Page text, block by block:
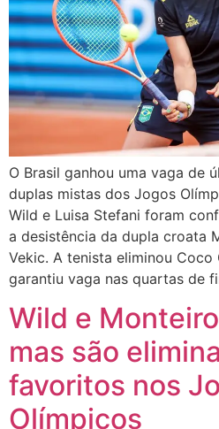
O Brasil ganhou uma vaga de
duplas mistas dos Jogos
Wild e Luisa Stefani foram
a desistência da dupla croata
Vekic. A tenista eliminou Coco
garantiu vaga nas quartas de
Wild e
mas são
favoritos nos
Olímpicos